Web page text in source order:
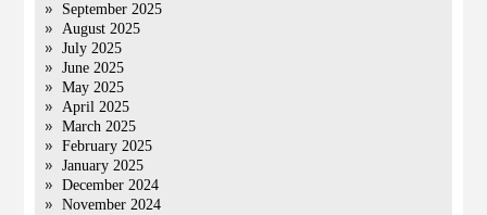
September 2025
August 2025
July 2025
June 2025
May 2025
April 2025
March 2025
February 2025
January 2025
December 2024
November 2024